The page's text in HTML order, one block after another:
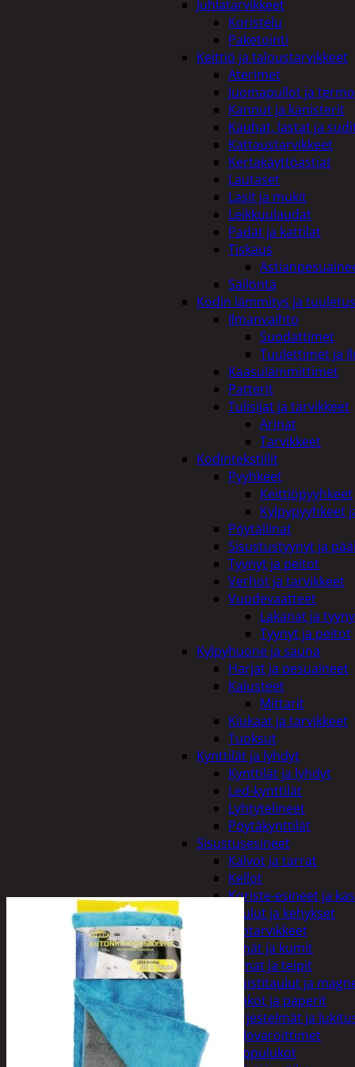
Juhlatarvikkeet
Koristelu
Paketointi
Keittiö ja taloustarvikkeet
Aterimet
Juomapullot ja
Kannut ja kanisterit
Kauhat, lastat ja
Kattaustarvikkeet
Kertakäyttöastiat
Lautaset
Lasit ja mukit
Leikkuulaudat
Padat ja kattilat
Tiskaus
Säilöntä
Kodin lämmitys ja tuuletus
Ilmanvaihto
Suodattimet
Tuulettimet ja
Kaasulämmittimet
Patterit
Tulisijat ja tarvikkeet
Arinat
Tarvikkeet
Kodintekstiilit
Pyyhkeet
Keittiöpyyhkeet
Kylpypyyhkeet
Pöytäliinat
Sisustustyynyt ja
Tyynyt ja peitot
Verhot ja tarvikkeet
Vuodevaatteet
Lakanat ja
Tyynyt ja peitot
Kylpyhuone ja sauna
Harjat ja pesuaineet
Kalusteet
Mittarit
Kiukaat ja tarvikkeet
Tuoksut
Kynttilät ja lyhdyt
Kynttilät ja lyhdyt
Led-kynttilät
Lyhtytelineet
Pöytäkynttilät
Sisustusesineet
Kalvot ja tarrat
Kellot
Koriste-esineet ja
Taulut ja kehykset
Toimistotarvikkeet
Kynät ja kumit
Liimat ja teipit
Muistitaulut ja
Vihkot ja paperit
Turvajärjestelmät ja
Palovaroittimet
Riippulukot